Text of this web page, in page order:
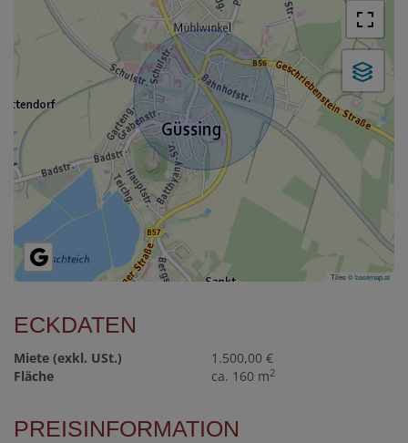
Tiles ©basemap.at
ECKDATEN
Miete (exkl. USt.)
1.500,00 €
Fläche
ca. 160 m2
PREISINFORMATION